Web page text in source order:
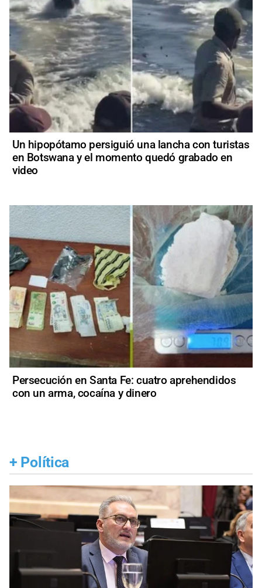
Un hipopótamo persiguió una lancha con turistas
en Botswana y el momento quedó grabado en
video
Persecución en Santa Fe: cuatro aprehendidos
con un arma, cocaína y dinero
+ Política